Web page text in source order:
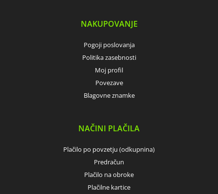
NAKUPOVANJE
Pogoji poslovanja
Politika zasebnosti
Moj profil
Povezave
Blagovne znamke
NAČINI PLAČILA
Plačilo po povzetju (odkupnina)
Predračun
Plačilo na obroke
Plačilne kartice